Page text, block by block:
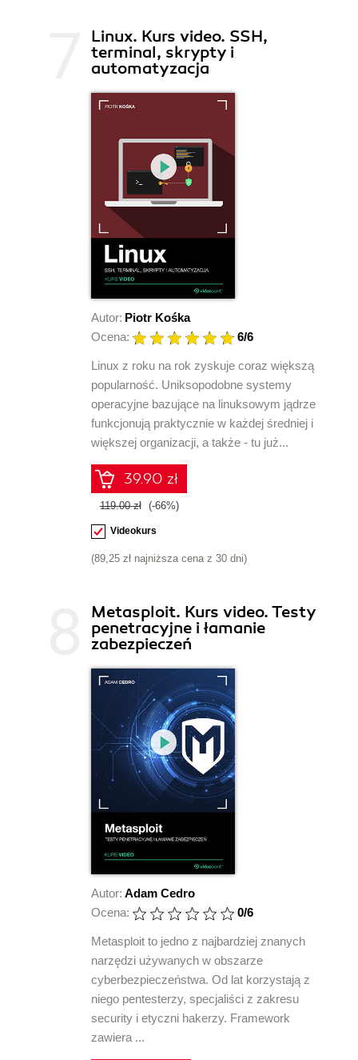
Linux. Kurs video. SSH,
terminal, skrypty i
automatyzacja
Autor: Piotr Kośka
Ocena:
6/6
Linux z roku na rok zyskuje coraz większą
popularność. Uniksopodobne systemy
operacyjne bazujące na linuksowym jądrze
funkcjonują praktycznie w każdej średniej i
większej organizacji, a także - tu już...
39.90 zł
119.00 zł (-66%)
Videokurs
(89,25 zł najniższa cena z 30 dni)
Metasploit. Kurs video. Testy
penetracyjne i łamanie
zabezpieczeń
Autor: Adam Cedro
Ocena:
0/6
Metasploit to jedno z najbardziej znanych
narzędzi używanych w obszarze
cyberbezpieczeństwa. Od lat korzystają z
niego pentesterzy, specjaliści z zakresu
security i etyczni hakerzy. Framework
zawiera ...